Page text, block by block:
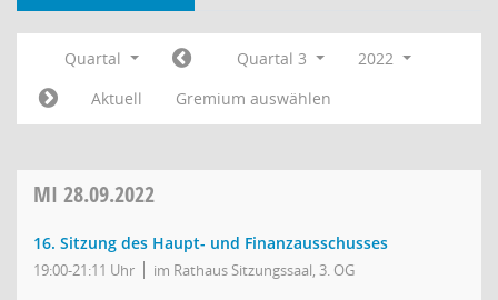
Quartal Quartal 3
2022
Aktuell
Gremium auswählen
MI 28.09.2022
16. Sitzung des Haupt- und Finanzausschusses
19:00-21:11 Uhr im Rathaus Sitzungssaal, 3. OG